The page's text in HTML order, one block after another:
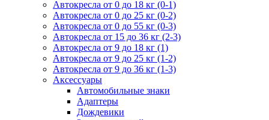
Автокресла от 0 до 18 кг (0-1)
Автокресла от 0 до 25 кг (0-2)
Автокресла от 0 до 55 кг (0-3)
Автокресла от 15 до 36 кг (2-3)
Автокресла от 9 до 18 кг (1)
Автокресла от 9 до 25 кг (1-2)
Автокресла от 9 до 36 кг (1-3)
Аксессуары
Автомобильные знаки
Адаптеры
Дождевики